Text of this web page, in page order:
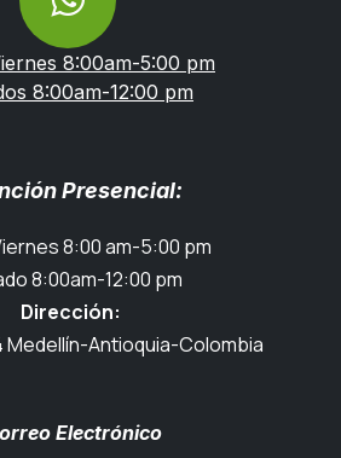
8:00am-5:00 pm
8:00am-12:00 pm
Presencial:
8:00 am-5:00 pm
8:00am-12:00 pm
Dirección:
Antioquia-Colombia
Electrónico